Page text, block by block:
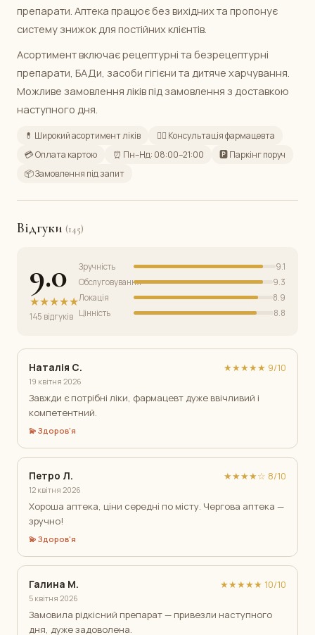
препарати. Аптека працює без вихідних та пропонує
систему знижок для постійних клієнтів.
Асортимент включає рецептурні та безрецептурні
препарати, БАДи, засоби гігієни та дитяче харчування.
Можливе замовлення ліків під замовлення з доставкою
наступного дня.
💊 Широкий асортимент ліків
👩‍⚕️ Консультація фармацевта
💳 Оплата картою
⏰ Пн–Нд: 08:00–21:00
🅿️ Паркінг поруч
📦 Замовлення під запит
Відгуки (145)
9.0
★★★★★
145 відгуків
Зручність
9.1
Обслуговування
9.3
Локація
8.9
Цінність
8.8
Наталія С.
19 квітня 2026
★★★★★ 9/10
Завжди є потрібні ліки, фармацевт дуже ввічливий і
компетентний.
💫 Здоров'я
Петро Л.
12 квітня 2026
★★★★☆ 8/10
Хороша аптека, ціни середні по місту. Чергова аптека —
зручно!
💫 Здоров'я
Галина М.
5 квітня 2026
★★★★★ 10/10
Замовила рідкісний препарат — привезли наступного
дня, дуже задоволена.